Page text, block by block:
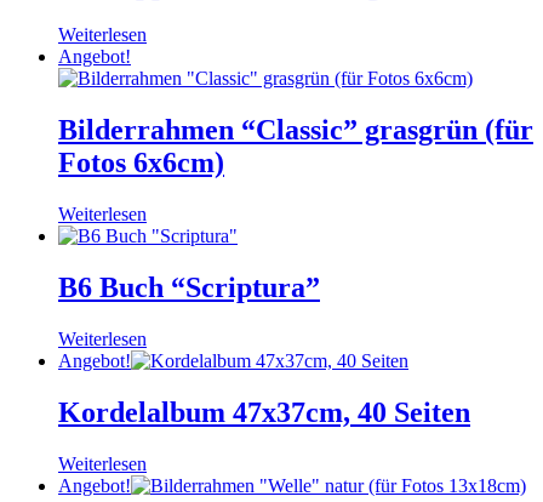
Weiterlesen
Angebot!
Bilderrahmen “Classic” grasgrün (für
Fotos 6x6cm)
Weiterlesen
B6 Buch “Scriptura”
Weiterlesen
Angebot!
Kordelalbum 47x37cm, 40 Seiten
Weiterlesen
Angebot!